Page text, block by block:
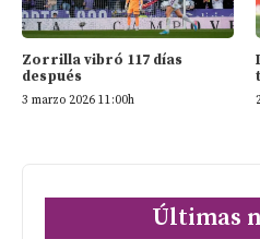
Zorrilla vibró 117 días
después
3 marzo 2026 11:00h
Últimas